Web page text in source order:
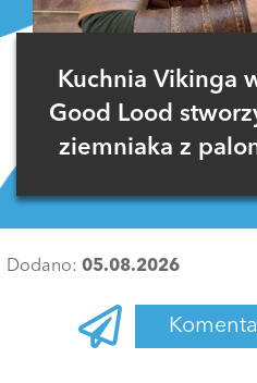
Kuchnia Vikinga
Good Lood
ziemniaka z
Dodano: 05.08.2026